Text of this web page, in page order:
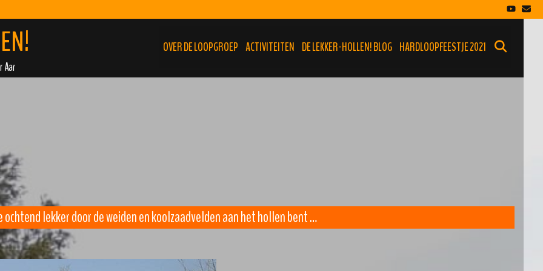
Aar
OVER DE LOOPGROEP ACTIVITEITEN DE LEKKER-HOLLEN! BLOG HARDLOOPFEESTJE 2021
lekker door de weiden en koolzaadvelden aan het hollen bent …